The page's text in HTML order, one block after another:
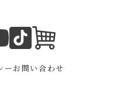
YouTube
TikTok
ーお問い合わせ